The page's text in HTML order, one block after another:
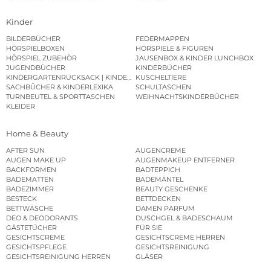
Kinder
BILDERBÜCHER
FEDERMAPPEN
HÖRSPIELBOXEN
HÖRSPIELE & FIGUREN
HÖRSPIEL ZUBEHÖR
JAUSENBOX & KINDER LUNCHBOX
JUGENDBÜCHER
KINDERBÜCHER
KINDERGARTENRUCKSACK | KINDERGARTENBEUTEL
KUSCHELTIERE
SACHBÜCHER & KINDERLEXIKA
SCHULTASCHEN
TURNBEUTEL & SPORTTASCHEN
WEIHNACHTSKINDERBÜCHER
KLEIDER
Home & Beauty
AFTER SUN
AUGENCREME
AUGEN MAKE UP
AUGENMAKEUP ENTFERNER
BACKFORMEN
BADTEPPICH
BADEMATTEN
BADEMÄNTEL
BADEZIMMER
BEAUTY GESCHENKE
BESTECK
BETTDECKEN
BETTWÄSCHE
DAMEN PARFUM
DEO & DEODORANTS
DUSCHGEL & BADESCHAUM
GÄSTETÜCHER
FÜR SIE
GESICHTSCREME
GESICHTSCREME HERREN
GESICHTSPFLEGE
GESICHTSREINIGUNG
GESICHTSREINIGUNG HERREN
GLÄSER